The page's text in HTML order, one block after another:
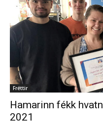
Fréttir
Hamarinn fékk
2021